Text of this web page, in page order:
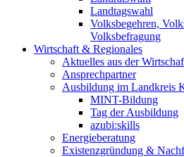
Landtagswahl
Volksbegehren,
Volksbefragung
Wirtschaft & Regionales
Aktuelles aus der
Ansprechpartner
Ausbildung im Landkreis
MINT-Bildung
Tag der Ausbildung
azubi:skills
Energieberatung
Existenzgründung &